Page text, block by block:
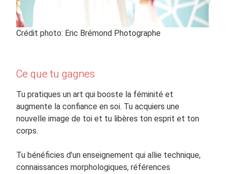
Crédit photo: Eric Brémond Photographe
Ce que tu gagnes
Tu pratiques un art qui booste la féminité et
augmente la confiance en soi. Tu acquiers une
nouvelle image de toi et tu libères ton esprit et ton
corps.
Tu bénéficies d’un enseignement qui allie technique,
connaissances morphologiques, références